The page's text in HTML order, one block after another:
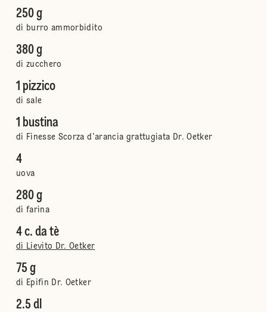
250 g
di burro ammorbidito
380 g
di zucchero
1 pizzico
di sale
1 bustina
di Finesse Scorza d'arancia grattugiata Dr. Oetker
4
uova
280 g
di farina
4 c. da tè
di Lievito Dr. Oetker
75 g
di Epifin Dr. Oetker
2.5 dl